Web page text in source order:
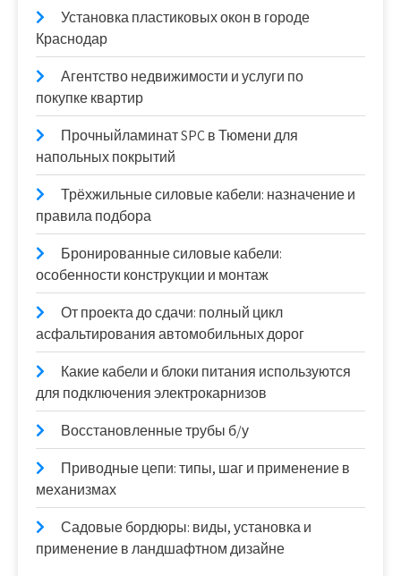
Установка пластиковых окон в городе
Краснодар
Агентство недвижимости и услуги по
покупке квартир
Прочныйламинат SPC в Тюмени для
напольных покрытий
Трёхжильные силовые кабели: назначение и
правила подбора
Бронированные силовые кабели:
особенности конструкции и монтаж
От проекта до сдачи: полный цикл
асфальтирования автомобильных дорог
Какие кабели и блоки питания используются
для подключения электрокарнизов
Восстановленные трубы б/у
Приводные цепи: типы, шаг и применение в
механизмах
Садовые бордюры: виды, установка и
применение в ландшафтном дизайне